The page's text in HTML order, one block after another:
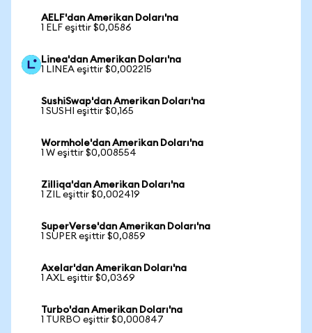
AELF'dan Amerikan Doları'na
1 ELF eşittir $0,0586
Linea'dan Amerikan Doları'na
1 LINEA eşittir $0,002215
SushiSwap'dan Amerikan Doları'na
1 SUSHI eşittir $0,165
Wormhole'dan Amerikan Doları'na
1 W eşittir $0,008554
Zilliqa'dan Amerikan Doları'na
1 ZIL eşittir $0,002419
SuperVerse'dan Amerikan Doları'na
1 SUPER eşittir $0,0859
Axelar'dan Amerikan Doları'na
1 AXL eşittir $0,0369
Turbo'dan Amerikan Doları'na
1 TURBO eşittir $0,000847